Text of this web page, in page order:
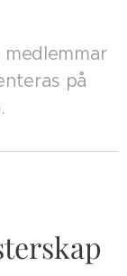
på